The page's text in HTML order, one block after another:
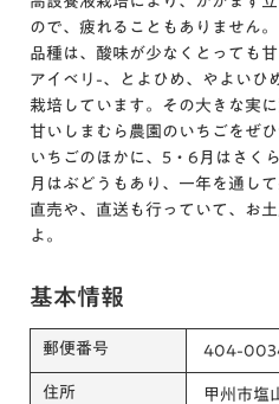
ので、疲れることもありません。
品種は、酸味が少なくとっても
アイベリ-、とよひめ、やよいひ
栽培しています。その大きな実
甘いしまむら農園のいちごをぜ
いちごのほかに、5・6月はさく
月はぶどうもあり、一年を通し
直売や、直送も行っていて、お
よ。
基本情報
郵便番号 404-
住所 甲州市塩